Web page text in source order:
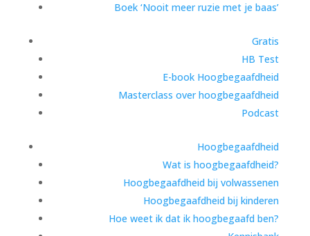
Boek ‘Nooit meer ruzie met je baas’
Gratis
HB Test
E-book Hoogbegaafdheid
Masterclass over hoogbegaafdheid
Podcast
Hoogbegaafdheid
Wat is hoogbegaafdheid?
Hoogbegaafdheid bij volwassenen
Hoogbegaafdheid bij kinderen
Hoe weet ik dat ik hoogbegaafd ben?